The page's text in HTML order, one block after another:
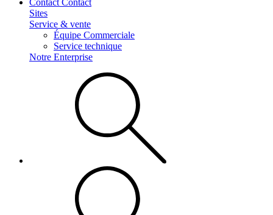
Contact Contact
Sites
Service & vente
Équipe Commerciale
Service technique
Notre Enterprise